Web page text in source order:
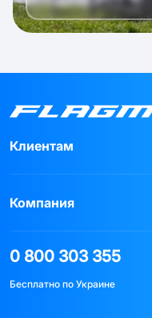
Клиентам
Компания
0 800 303 355
Бесплатно по Украине